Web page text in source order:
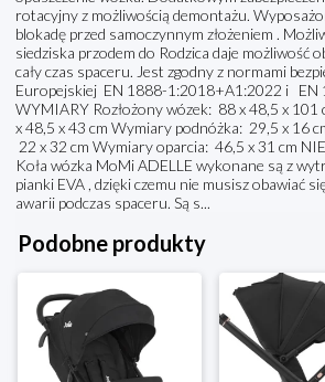
rotacyjny z możliwością demontażu.
blokadę przed samoczynnym złożeniem .
siedziska przodem do Rodzica daje możliwość
cały czas spaceru. Jest zgodny z normami
Europejskiej EN 1888-1:2018+A1:2022 i EN
WYMIARY Rozłożony wózek: 88 x 48,5 x 101
x 48,5 x 43 cm Wymiary podnóżka: 29,5 x 16
22 x 32 cm Wymiary oparcia: 46,5 x 31 cm
Koła wózka MoMi ADELLE wykonane są z
pianki EVA , dzięki czemu nie musisz obawiać
awarii podczas spaceru. Są s...
Podobne produkty